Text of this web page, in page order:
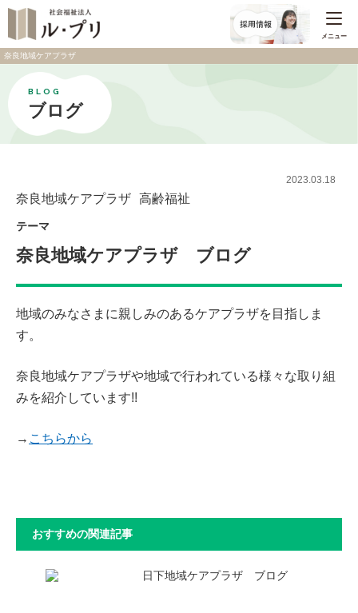
メニュー
奈良地域ケアプラザ
BLOG
ブログ
2023.03.18
奈良地域ケアプラザ 高齢福祉
テーマ
奈良地域ケアプラザ ブログ
地域のみなさまに親しみのあるケアプラザを目指しま
す。
奈良地域ケアプラザや地域で行われている様々な取り組
みを紹介しています!!
→ こちらから
おすすめの関連記事
日下地域ケアプラザ ブログ